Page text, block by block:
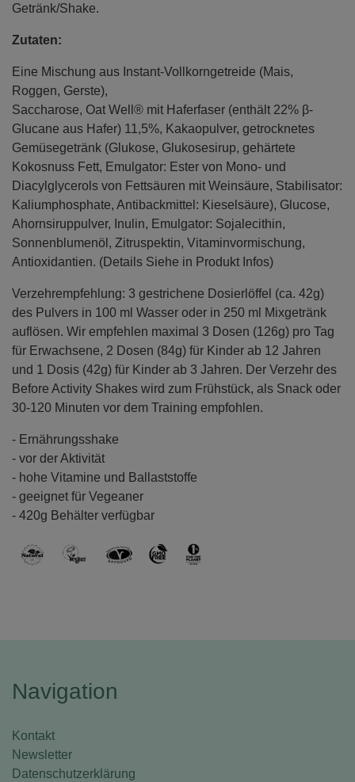
Getränk/Shake.
Zutaten:
Eine Mischung aus Instant-Vollkorngetreide (Mais,
Roggen, Gerste),
Saccharose, Oat Well® mit Haferfaser (enthält 22% β-
Glucane aus Hafer) 11,5%, Kakaopulver, getrocknetes
Gemüsegetränk (Glukose, Glukosesirup, gehärtete
Kokosnuss Fett, Emulgator: Ester von Mono- und
Diacylglycerols von Fettsäuren mit Weinsäure, Stabilisator:
Kaliumphosphate, Antibackmittel: Kieselsäure), Glucose,
Ahornsiruppulver, Inulin, Emulgator: Sojalecithin,
Sonnenblumenöl, Zitruspektin, Vitaminvormischung,
Antioxidantien. (Details Siehe in Produkt Infos)
Verzehrempfehlung: 3 gestrichene Dosierlöffel (ca. 42g)
des Pulvers in 100 ml Wasser oder in 250 ml Mixgetränk
auflösen. Wir empfehlen maximal 3 Dosen (126g) pro Tag
für Erwachsene, 2 Dosen (84g) für Kinder ab 12 Jahren
und 1 Dosis (42g) für Kinder ab 3 Jahren. Der Verzehr des
Before Activity Shakes wird zum Frühstück, als Snack oder
30-120 Minuten vor dem Training empfohlen.
- Ernährungsshake
- vor der Aktivität
- hohe Vitamine und Ballaststoffe
- geeignet für Vegeaner
- 420g Behälter verfügbar
Navigation
Kontakt
Newsletter
Datenschutzerklärung